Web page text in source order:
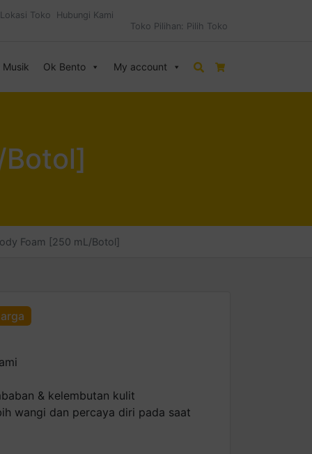
Lokasi Toko
Hubungi Kami
Toko Pilihan: Pilih Toko
Musik Ok Bento My account Search
Foam [250 mL/Botol]
& kelembutan kulit
wangi dan percaya diri pada saat